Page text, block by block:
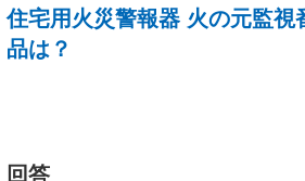
住宅用火災警報器 火の元監
品は？
回答